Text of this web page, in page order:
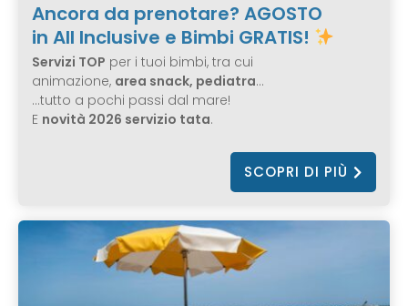
Ancora da prenotare? AGOSTO
in All Inclusive e Bimbi GRATIS!
Servizi TOP per i tuoi bimbi, tra cui
animazione, area snack, pediatra…
…tutto a pochi passi dal mare!
E novità 2026 servizio tata.
SCOPRI DI PIÙ